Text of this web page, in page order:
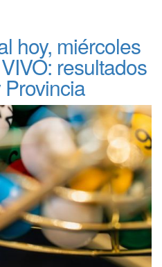
hoy, miércoles
resultados